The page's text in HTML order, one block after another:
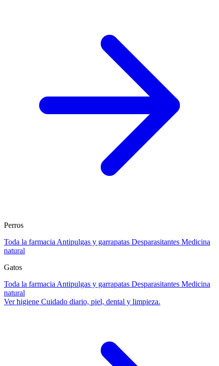
Perros
Toda la farmacia Antipulgas y garrapatas Desparasitantes Medicina
natural
Gatos
Toda la farmacia Antipulgas y garrapatas Desparasitantes Medicina
natural
Ver higiene Cuidado diario, piel, dental y limpieza.